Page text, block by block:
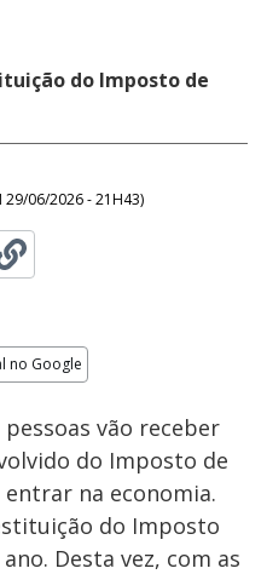
do Imposto de
29/06/2026 - 21H43)
no Google
vão receber
do Imposto de
entrar na economia.
do Imposto
Desta vez, com as